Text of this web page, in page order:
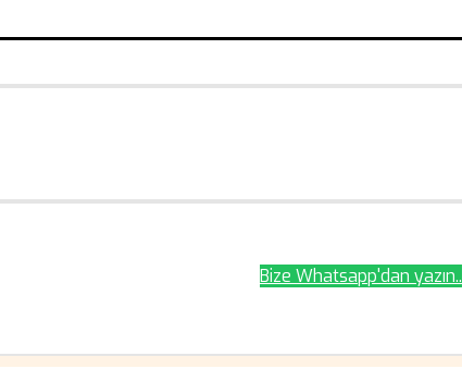
Bize Whatsapp'dan yazın..